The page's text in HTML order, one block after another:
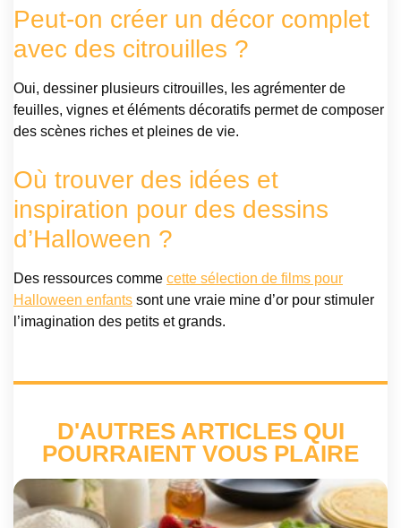
Peut-on créer un décor complet
avec des citrouilles ?
Oui, dessiner plusieurs citrouilles, les agrémenter de
feuilles, vignes et éléments décoratifs permet de composer
des scènes riches et pleines de vie.
Où trouver des idées et
inspiration pour des dessins
d’Halloween ?
Des ressources comme cette sélection de films pour
Halloween enfants sont une vraie mine d’or pour stimuler
l’imagination des petits et grands.
D'AUTRES ARTICLES QUI
POURRAIENT VOUS PLAIRE